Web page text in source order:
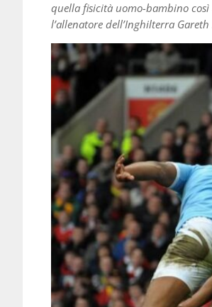
quella fisicità uomo-bambino così
l’allenatore dell’Inghilterra